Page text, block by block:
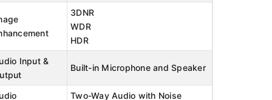
3DNR
WDR
HDR
Input &
Built-in Microphone and Speaker
Two-Way Audio with Noise